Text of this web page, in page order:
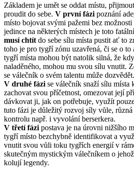
Základem je umět se oddat místu,
proudit do sebe. V první fázi poznání
místo bojovat svými pažemi bez
jedince na některých místech je toto
musí chtít do sebe sílu místa pustit ať to
toho je pro tygří zónu uzavřená, či se o to
tygří místa mohou být natolik silná, že
naladěného, mohou mu svou sílu vnutit.
se válečník o svém talentu může dozvědět.
V druhé fázi se válečník snaží sílu místa
zachovat svou příčetnost, omezovat její
dávkovat ji, jak on potřebuje, využít
tuto fázi je důležitý rozvoj síly vůle,
kontrolu např. i vyvolání berserkera.
V třetí fázi postava je na úrovni nižšího
tygří místo bezchybně identifikovat a
vnutit svou vůli toku tygřích energií v
skutečným mystickým válečníkem o
kolují legendy.